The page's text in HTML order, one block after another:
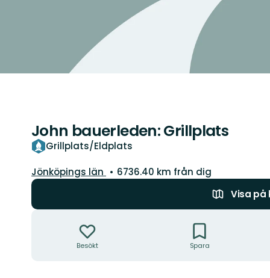
John bauerleden: Grillplats
Grillplats/Eldplats
Län:
Jönköpings län
6736.40 km från dig
Visa på
Besökt Spara